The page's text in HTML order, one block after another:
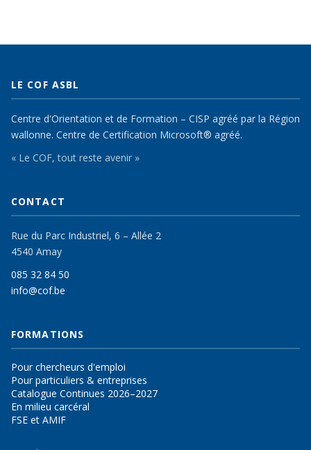
LE COF ASBL
Centre d'Orientation et de Formation – CISP agréé par la Région
wallonne. Centre de Certification Microsoft® agréé.
« Le COF, tout reste avenir »
CONTACT
Rue du Parc Industriel, 6 – Allée 2
4540 Amay
085 32 84 50
info@cof.be
FORMATIONS
Pour chercheurs d'emploi
Pour particuliers & entreprises
Catalogue Continues 2026–2027
En milieu carcéral
FSE et AMIF